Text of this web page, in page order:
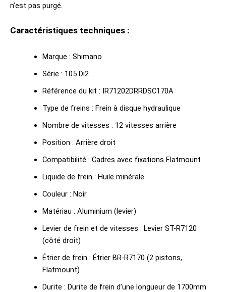
n’est pas purgé.
Caractéristiques techniques :
Marque : Shimano
Série : 105 Di2
Référence du kit : IR71202DRRDSC170A
Type de freins : Frein à disque hydraulique
Nombre de vitesses : 12 vitesses arrière
Position : Arrière droit
Compatibilité : Cadres avec fixations Flatmount
Liquide de frein : Huile minérale
Couleur : Noir
Matériau : Aluminium (levier)
Levier de frein et de vitesses : Levier ST-R7120
(côté droit)
Étrier de frein : Étrier BR-R7170 (2 pistons,
Flatmount)
Durite : Durite de frein d’une longueur de 1700mm